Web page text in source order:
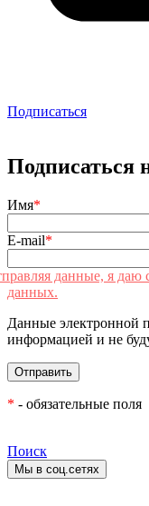
Подписаться
Подписаться
Имя*
E-mail*
данные, я даю
данных.
Данные электронной
информацией и не
* - обязательные поля
Поиск
Мы в соц.сетях